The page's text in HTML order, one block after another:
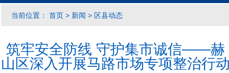
当前位置： 首页 > 新闻 > 区县动态
筑牢安全防线 守护集市诚信——赫
山区深入开展马路市场专项整治行